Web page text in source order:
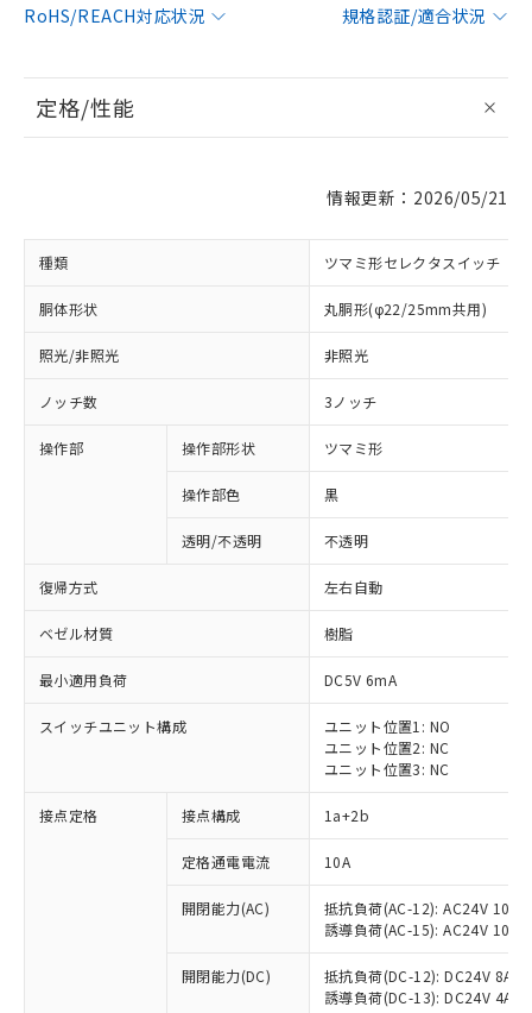
RoHS/REACH対応状況
規格認証/適合状況
定格/性能
情報更新：2026/05/21
種類 ツマミ形セレクタスイッチ
胴体形状 丸胴形(φ22/25mm共用)
照光/非照光 非照光
ノッチ数 3ノッチ
操作部 操作部形状 ツマミ形
操作部色 黒
透明/不透明 不透明
復帰方式 左右自動
ベゼル材質 樹脂
最小適用負荷 DC5V 6mA
スイッチユニット構成
ユニット位置1: NO
ユニット位置2: NC
ユニット位置3: NC
接点定格 接点構成 1a+2b
定格通電電流 10A
開閉能力(AC)
抵抗負荷(AC-12): AC24V 10A/
誘導負荷(AC-15): AC24V
開閉能力(DC)
抵抗負荷(DC-12): DC24V 8A/
誘導負荷(DC-13): DC24V 4A/
ご利用条件
対応済み：EU RoHS指令（10物質）の
非含有に対応した製品が提供可能な商品で
有に対応した製品に切り替える予定のある